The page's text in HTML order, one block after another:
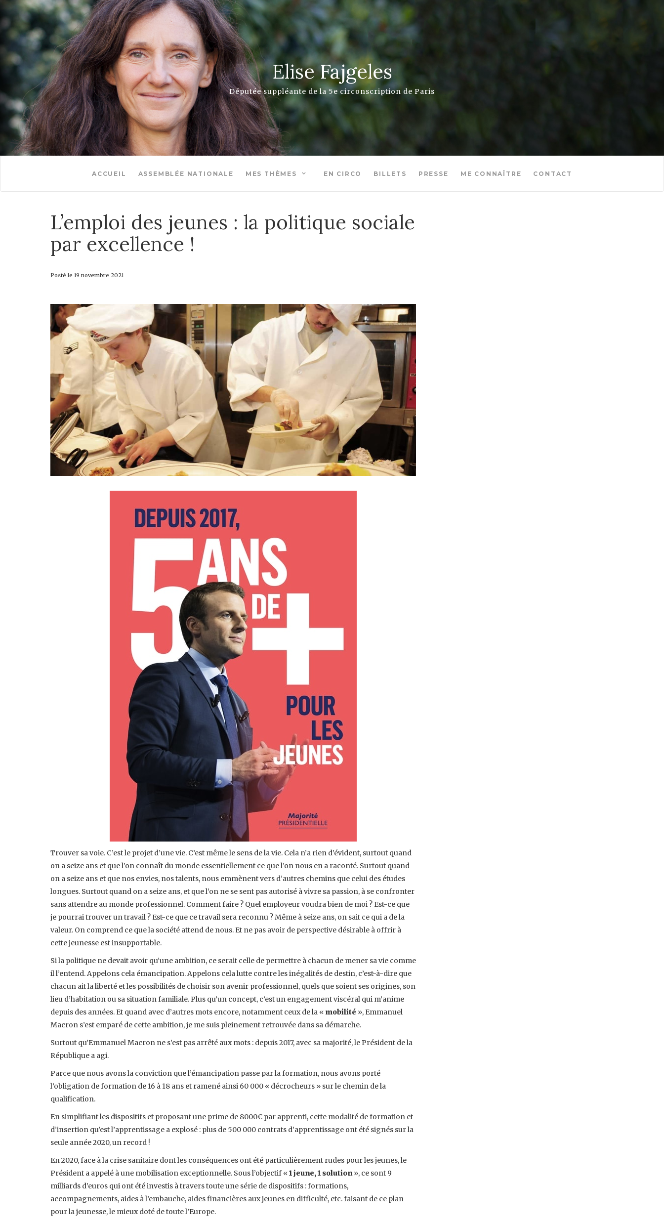
Elise Fajgeles
Députée suppléante de la 5e circonscription de Paris
ACCUEIL ASSEMBLÉE NATIONALE MES THÈMES EN CIRCO BILLETS PRESSE ME CONNAÎTRE CONTACT
L’emploi des jeunes : la politique sociale
par excellence !
Posté le 19 novembre 2021
Trouver sa voie. C’est le projet d’une vie. C’est même le sens de la vie. Cela n’a rien d’évident, surtout quand
on a seize ans et que l’on connaît du monde essentiellement ce que l’on nous en a raconté. Surtout quand
on a seize ans et que nos envies, nos talents, nous emmènent vers d’autres chemins que celui des études
longues. Surtout quand on a seize ans, et que l’on ne se sent pas autorisé à vivre sa passion, à se confronter
sans attendre au monde professionnel. Comment faire ? Quel employeur voudra bien de moi ? Est-ce que
je pourrai trouver un travail ? Est-ce que ce travail sera reconnu ? Même à seize ans, on sait ce qui a de la
valeur. On comprend ce que la société attend de nous. Et ne pas avoir de perspective désirable à offrir à
cette jeunesse est insupportable.
Si la politique ne devait avoir qu’une ambition, ce serait celle de permettre à chacun de mener sa vie comme
il l’entend. Appelons cela émancipation. Appelons cela lutte contre les inégalités de destin, c’est-à-dire que
chacun ait la liberté et les possibilités de choisir son avenir professionnel, quels que soient ses origines, son
lieu d’habitation ou sa situation familiale. Plus qu’un concept, c’est un engagement viscéral qui m’anime
depuis des années. Et quand avec d’autres mots encore, notamment ceux de la « mobilité », Emmanuel
Macron s’est emparé de cette ambition, je me suis pleinement retrouvée dans sa démarche.
Surtout qu’Emmanuel Macron ne s’est pas arrêté aux mots : depuis 2017, avec sa majorité, le Président de la
République a agi.
Parce que nous avons la conviction que l’émancipation passe par la formation, nous avons porté
l’obligation de formation de 16 à 18 ans et ramené ainsi 60 000 « décrocheurs » sur le chemin de la
qualification.
En simplifiant les dispositifs et proposant une prime de 8000€ par apprenti, cette modalité de formation et
d’insertion qu’est l’apprentissage a explosé : plus de 500 000 contrats d’apprentissage ont été signés sur la
seule année 2020, un record !
En 2020, face à la crise sanitaire dont les conséquences ont été particulièrement rudes pour les jeunes, le
Président a appelé à une mobilisation exceptionnelle. Sous l’objectif «1 jeune, 1 solution», ce sont 9
milliards d’euros qui ont été investis à travers toute une série de dispositifs : formations,
accompagnements, aides à l’embauche, aides financières aux jeunes en difficulté, etc. faisant de ce plan
pour la jeunesse, le mieux doté de toute l’Europe.